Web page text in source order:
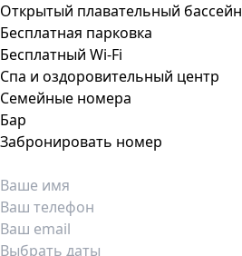
Открытый плавательный бассейн
Бесплатная парковка
Бесплатный Wi-Fi
Спа и оздоровительный центр
Семейные номера
Бар
Забронировать номер